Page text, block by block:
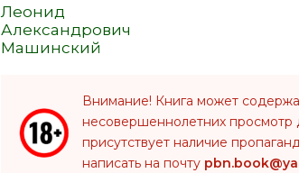
Леонид
Александрович
Машинский
Внимание! Книга может
несовершеннолетних просмотр
присутствует наличие
написать на почту